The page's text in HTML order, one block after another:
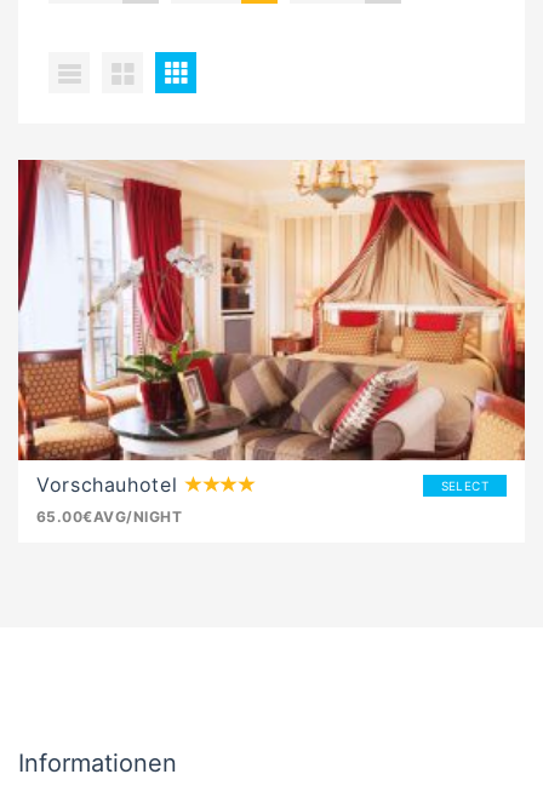
SELECT
Vorschauhotel
65.00€AVG/NIGHT
Informationen